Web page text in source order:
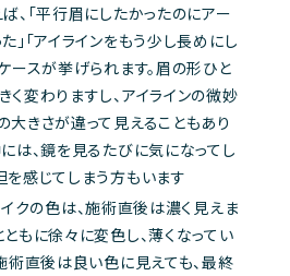
、「平行眉にしたかったのにアー
」「アイラインをもう少し長めにし
ースが挙げられます。眉の形ひと
変わりますし、アイラインの微妙
大きさが違って見えることもあり
は、鏡を見るたびに気になってし
を感じてしまう方もいます
クの色は、施術直後は濃く見えま
もに徐々に変色し、薄くなってい
術直後は良い色に見えても、最終